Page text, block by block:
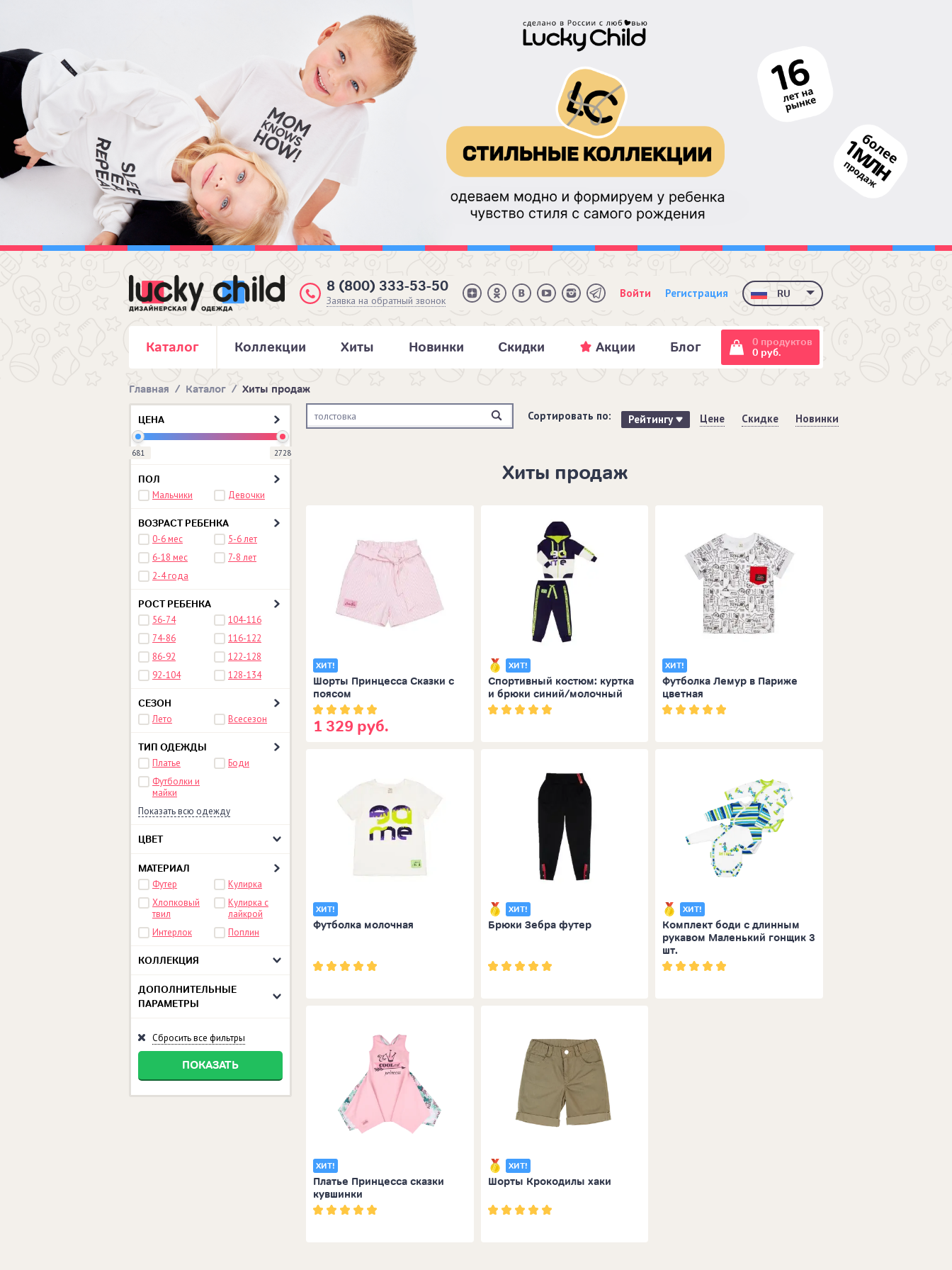
8 (800) 333-53-50
Заявка на обратный звонок
Войти Регистрация RU
Каталог Коллекции Хиты Новинки Скидки Акции Блог
0 продуктов
0 руб.
Главная / Каталог / Хиты продаж
ЦЕНА
681 2728
ПОЛ
Мальчики Девочки
ВОЗРАСТ РЕБЕНКА
0-6 мес
6-18 мес
2-4 года
5-6 лет
7-8 лет
РОСТ РЕБЕНКА
56-74
74-86
86-92
92-104
104-116
116-122
122-128
128-134
СЕЗОН
Лето Всесезон
ТИП ОДЕЖДЫ
Платье
Футболки и
майки
Боди
Показать всю одежду
ЦВЕТ
МАТЕРИАЛ
Футер
Хлопковый
твил
Интерлок
Кулирка
Кулирка с
лайкрой
Поплин
КОЛЛЕКЦИЯ
ДОПОЛНИТЕЛЬНЫЕ
ПАРАМЕТРЫ
Сбросить все фильтры
ПОКАЗАТЬ
Сортировать по: Рейтингу Цене Скидке Новинки
Хиты продаж
ХИТ!
Шорты Принцесса Сказки с
поясом
1 329 руб.
ХИТ!
Спортивный костюм: куртка
и брюки синий/молочный
ХИТ!
Футболка Лемур в Париже
цветная
ХИТ!
Футболка молочная
ХИТ!
Брюки Зебра футер
ХИТ!
Комплект боди с длинным
рукавом Маленький гонщик 3
шт.
ХИТ!
Платье Принцесса сказки
кувшинки
ХИТ!
Шорты Крокодилы хаки